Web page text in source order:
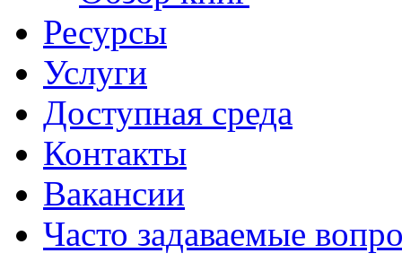
Ресурсы
Услуги
Доступная среда
Контакты
Вакансии
Часто задаваемые